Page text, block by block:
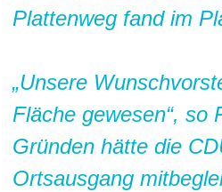
Plattenweg fand im
Unsere
Fläche gewesen“, so
Gründen hätte die
Ortsausgang